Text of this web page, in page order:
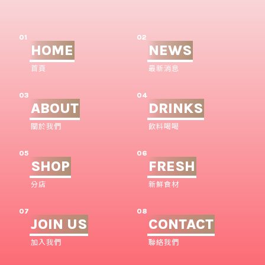
01
HOME
首頁
02
NEWS
最新消息
03
ABOUT
關於我們
04
DRINKS
飲料喝喝
05
SHOP
分店
06
FRESH
新鮮食材
07
JOIN US
加入我們
08
CONTACT
聯絡我們